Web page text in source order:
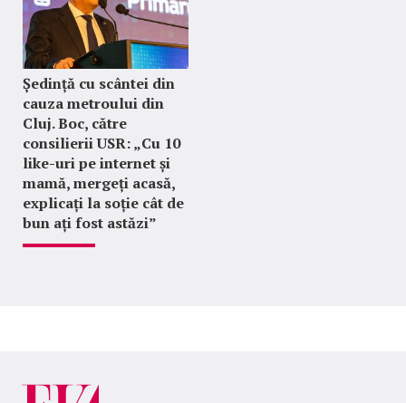
Ședință cu scântei din
cauza metroului din
Cluj. Boc, către
consilierii USR: „Cu 10
like-uri pe internet și
mamă, mergeți acasă,
explicați la soție cât de
bun ați fost astăzi”